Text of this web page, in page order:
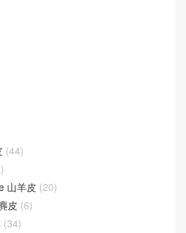
(44)
山羊皮 (20)
皮 (6)
(34)